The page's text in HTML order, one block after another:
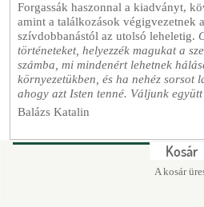
Forgassák haszonnal a kiadványt,
amint a találkozások végigvezetnek
szívdobbanástól az utolsó leheletig.
történeteket, helyezzék magukat a
számba, mi mindenért lehetnek
környezetükben, és ha nehéz sorsot
ahogy azt Isten tenné. Váljunk
Balázs Katalin
Kosár
A kosár